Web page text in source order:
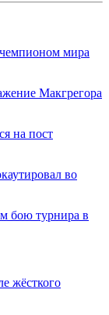
мира
Макгрегора
на пост
во
бою турнира в
жёсткого